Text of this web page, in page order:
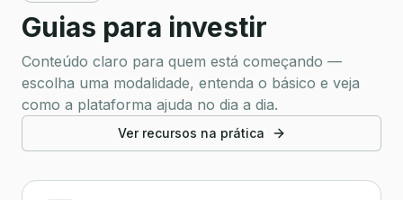
Guias para investir
Conteúdo claro para quem está começando —
escolha uma modalidade, entenda o básico e veja
como a plataforma ajuda no dia a dia.
Ver recursos na prática